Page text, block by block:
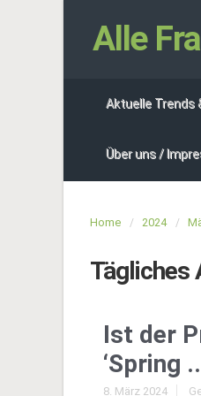
Alle
Aktuelle Trends
Über uns /
Home 2024
Tägliches
Ist der
‘Spring
8. März 2024